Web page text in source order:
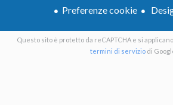
Preferenze cookie
Questo sito è protetto da reCAPTCHA e si
termini di servizio di